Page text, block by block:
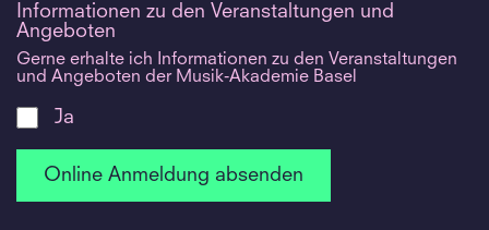
Informationen zu den Veranstaltungen und
Angeboten
Gerne erhalte ich Informationen zu den Veranstaltungen
und Angeboten der Musik-Akademie Basel
Ja